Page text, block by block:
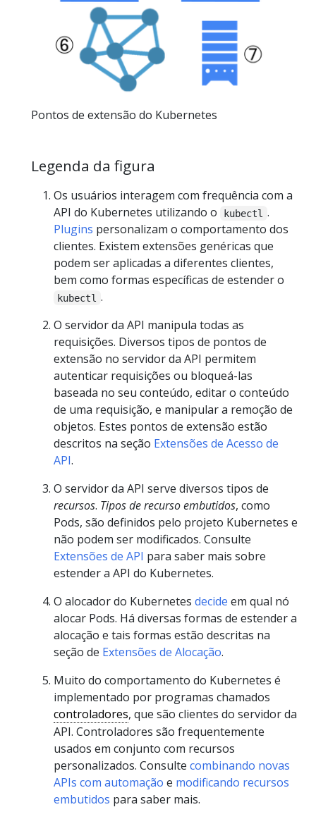
Pontos de extensão do Kubernetes
Legenda da figura
Os usuários interagem com frequência com a
API do Kubernetes utilizando o
kubectl .
Plugins personalizam o comportamento dos
clientes. Existem extensões genéricas que
podem ser aplicadas a diferentes clientes,
bem como formas específicas de estender o
kubectl .
O servidor da API manipula todas as
requisições. Diversos tipos de pontos de
extensão no servidor da API permitem
autenticar requisições ou bloqueá-las
baseada no seu conteúdo, editar o conteúdo
de uma requisição, e manipular a remoção de
objetos. Estes pontos de extensão estão
descritos na seção Extensões de Acesso de
API.
O servidor da API serve diversos tipos de
recursos. Tipos de recurso embutidos, como
Pods, são definidos pelo projeto Kubernetes e
não podem ser modificados. Consulte
Extensões de API para saber mais sobre
estender a API do Kubernetes.
O alocador do Kubernetes decide em qual nó
alocar Pods. Há diversas formas de estender a
alocação e tais formas estão descritas na
seção de Extensões de Alocação.
Muito do comportamento do Kubernetes é
implementado por programas chamados
controladores, que são clientes do servidor da
API. Controladores são frequentemente
usados em conjunto com recursos
personalizados. Consulte combinando novas
APIs com automação e modificando recursos
embutidos para saber mais.